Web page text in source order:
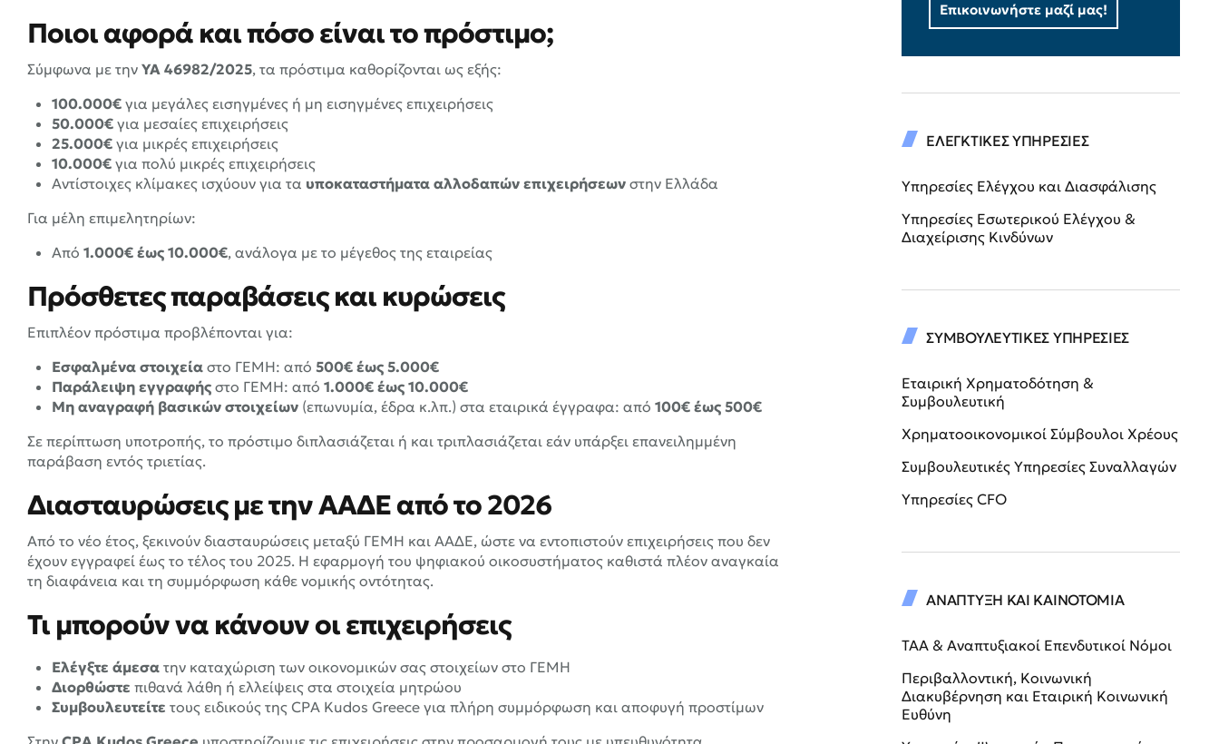
Ποιοι αφορά και πόσο είναι το πρόστιμο;
Σύμφωνα με την ΥΑ 46982/2025, τα πρόστιμα καθορίζονται ως εξής:
100.000€ για μεγάλες εισηγμένες ή μη εισηγμένες επιχειρήσεις
50.000€ για μεσαίες επιχειρήσεις
25.000€ για μικρές επιχειρήσεις
10.000€ για πολύ μικρές επιχειρήσεις
Αντίστοιχες κλίμακες ισχύουν για τα υποκαταστήματα αλλοδαπών επιχειρήσεων στην Ελλάδα
Για μέλη επιμελητηρίων:
Από1.000€ έως 10.000€, ανάλογα με το μέγεθος της εταιρείας
Πρόσθετες παραβάσεις και κυρώσεις
Επιπλέον πρόστιμα προβλέπονται για:
Εσφαλμένα στοιχεία στο ΓΕΜΗ: από500€ έως 5.000€
Παράλειψη εγγραφής στο ΓΕΜΗ: από1.000€ έως 10.000€
Μη αναγραφή βασικών στοιχείων (επωνυμία, έδρα κ.λπ.) στα εταιρικά έγγραφα: από100€ έως 500€
Σε περίπτωση υποτροπής, το πρόστιμο διπλασιάζεται ή και τριπλασιάζεται εάν υπάρξει επανειλημμένη
παράβαση εντός τριετίας.
Διασταυρώσεις με την ΑΑΔΕ από το 2026
Από το νέο έτος, ξεκινούν διασταυρώσεις μεταξύ ΓΕΜΗ και ΑΑΔΕ, ώστε να εντοπιστούν επιχειρήσεις που δεν
έχουν εγγραφεί έως το τέλος του 2025. Η εφαρμογή του ψηφιακού οικοσυστήματος καθιστά πλέον αναγκαία
τη διαφάνεια και τη συμμόρφωση κάθε νομικής οντότητας.
Τι μπορούν να κάνουν οι επιχειρήσεις
Ελέγξτε άμεσα την καταχώριση των οικονομικών σας στοιχείων στο ΓΕΜΗ
Διορθώστε πιθανά λάθη ή ελλείψεις στα στοιχεία μητρώου
Συμβουλευτείτε τους ειδικούς της CPA Kudos Greece για πλήρη συμμόρφωση και αποφυγή προστίμων
Επικοινωνήστε μαζί μας!
ΕΛΕΓΚΤΙΚΕΣ ΥΠΗΡΕΣΙΕΣ
Υπηρεσίες Ελέγχου και Διασφάλισης
Υπηρεσίες Εσωτερικού Ελέγχου &
Διαχείρισης Κινδύνων
ΣΥΜΒΟΥΛΕΥΤΙΚΕΣ ΥΠΗΡΕΣΙΕΣ
Εταιρική Χρηματοδότηση &
Συμβουλευτική
Χρηματοοικονομικοί Σύμβουλοι Χρέους
Συμβουλευτικές Υπηρεσίες Συναλλαγών
Υπηρεσίες CFO
ΑΝΑΠΤΥΞΗ ΚΑΙ ΚΑΙΝΟΤΟΜΙΑ
ΤΑΑ & Αναπτυξιακοί Επενδυτικοί Νόμοι
Περιβαλλοντική, Κοινωνική
Διακυβέρνηση και Εταιρική Κοινωνική
Ευθύνη